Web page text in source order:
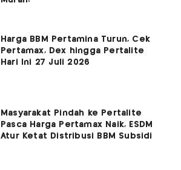
Harga BBM Pertamina Turun, Cek
Pertamax, Dex hingga Pertalite
Hari Ini 27 Juli 2026
Masyarakat Pindah ke Pertalite
Pasca Harga Pertamax Naik, ESDM
Atur Ketat Distribusi BBM Subsidi